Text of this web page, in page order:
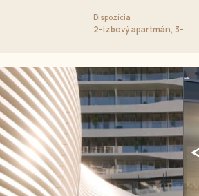
Dispozícia
2-izbový apartmán, 3-